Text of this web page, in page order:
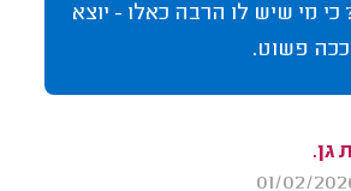
כי מי שיש לו הרבה כאלו - יוצא
פשוט.
גן.